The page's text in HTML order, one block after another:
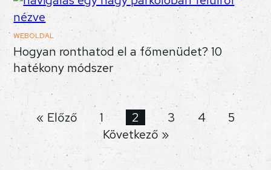
WEBOLDAL
Hogyan ronthatod el a főmenüdet? 10
hatékony módszer
« Előző 1 2 3 4
5
Következő »